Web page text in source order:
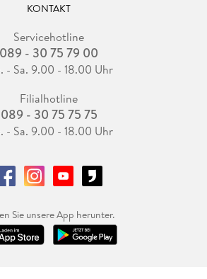
KONTAKT
Servicehotline
089 - 30 75 79 00
- Sa. 9.00 - 18.00 Uhr
Filialhotline
089 - 30 75 75 75
- Sa. 9.00 - 18.00 Uhr
Sie unsere App herunter.